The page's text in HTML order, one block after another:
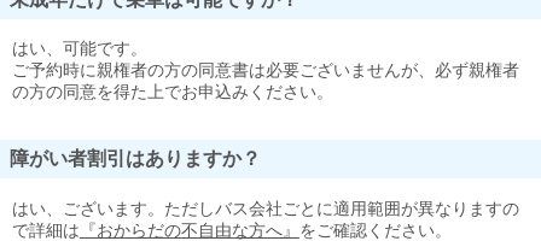
はい、可能です。
ご予約時に親権者の方の同意書は必要ございませんが、必ず親権者
の方の同意を得た上でお申込みください。
障がい者割引はありますか？
はい、ございます。ただしバス会社ごとに適用範囲が異なりますの
で詳細は 『おからだの不自由な方へ』 をご確認ください。